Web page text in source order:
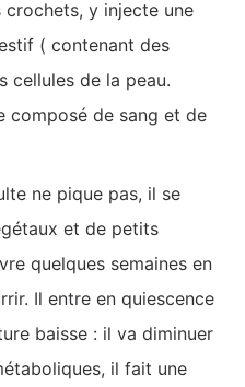
crochets, y injecte une
( contenant des
cellules de la peau.
composé de sang et de
ne pique pas, il se
et de petits
quelques semaines en
Il entre en quiescence
baisse : il va diminuer
il fait une